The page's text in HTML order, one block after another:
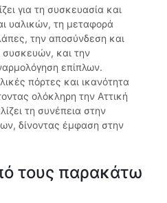
για τη συσκευασία και
υαλικών, τη μεταφορά
την αποσύνδεση και
και την
επίπλων.
πόρτες και ικανότητα
ολόκληρη την Αττική
τη συνέπεια στην
δίνοντας έμφαση στην
τους παρακάτω